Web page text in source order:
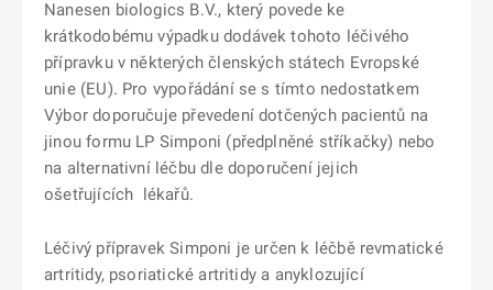
Nanesen biologics B.V., který povede ke
krátkodobému výpadku dodávek tohoto léčivého
přípravku v některých členských státech Evropské
unie (EU). Pro vypořádání se s tímto nedostatkem
Výbor doporučuje převedení dotčených pacientů na
jinou formu LP Simponi (předplněné stříkačky) nebo
na alternativní léčbu dle doporučení jejich
ošetřujících lékařů.
Léčivý přípravek Simponi je určen k léčbě revmatické
artritidy, psoriatické artritidy a anyklozující